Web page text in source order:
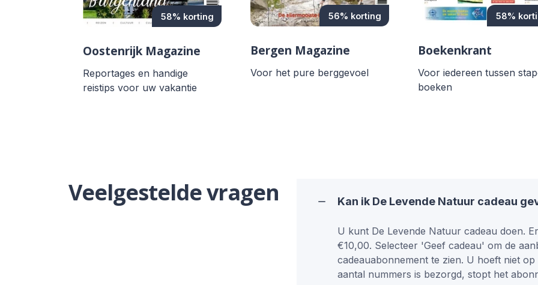
58% korting
Oostenrijk Magazine
Reportages en handige
reistips voor uw vakantie
56% korting
Bergen Magazine
Voor het pure berggevoel
58%
Boekenkrant
Voor iedereen tussen
boeken
Veelgestelde vragen Kan ik De Levende Natuur cadeau
U kunt De Levende Natuur cadeau doen.
€10,00. Selecteer 'Geef cadeau' om de
cadeauabonnement te zien. U hoeft niet
aantal nummers is bezorgd, stopt het